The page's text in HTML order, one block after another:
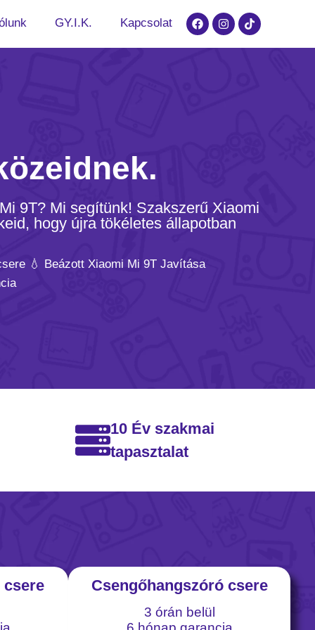
GY.I.K. Kapcsolat
9T? Mi segítünk! Szakszerű Xiaomi
hogy újra tökéletes állapotban
💧 Beázott Xiaomi Mi 9T Javítása
10 Év szakmai
tapasztalat
csere Csengőhangszóró csere
3 órán belül